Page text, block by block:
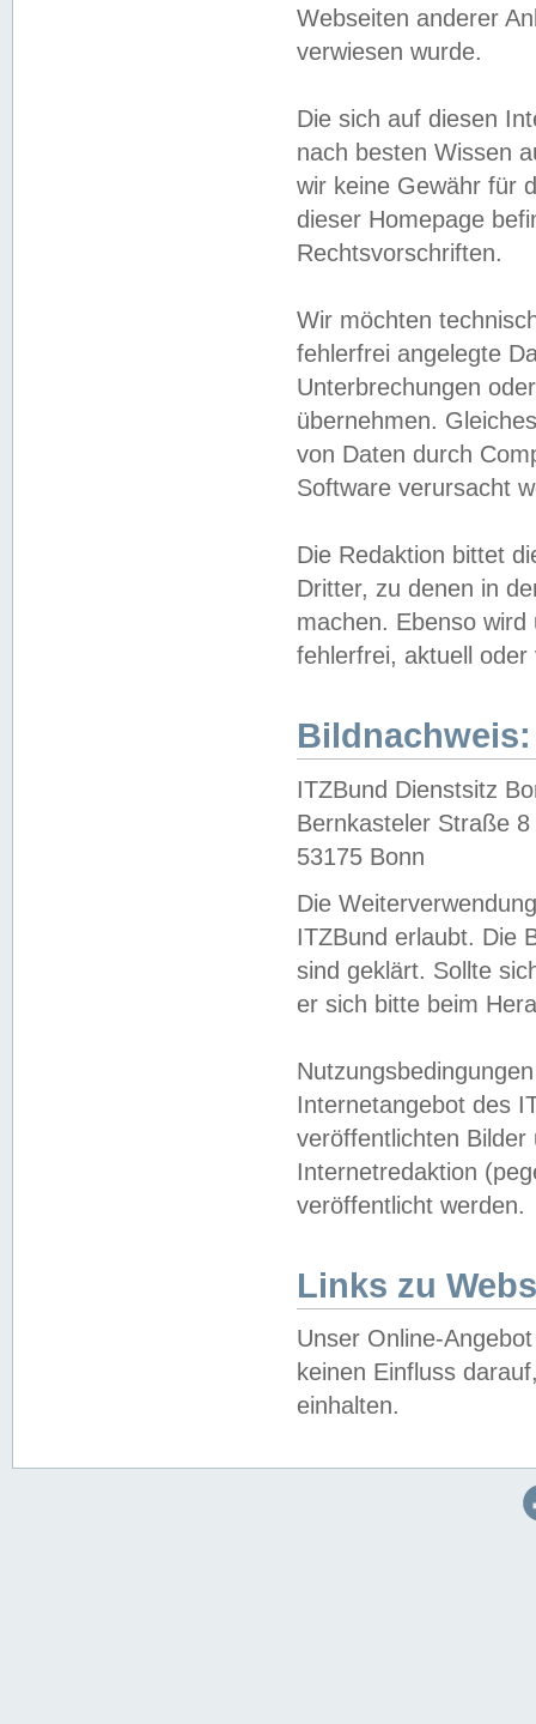
Webseiten anderer
verwiesen wurde.
Die sich auf diesen
nach besten Wissen
wir keine Gewähr für
dieser Homepage
Rechtsvorschriften.
Wir möchten
fehlerfrei angelegte
Unterbrechungen
übernehmen.
von Daten durch
Software verursacht
Die Redaktion bittet
Dritter, zu denen in
machen. Ebenso
fehlerfrei, aktuell oder
Bildnachweis:
ITZBund Dienstsitz
Bernkasteler Straße 8
53175 Bonn
Die
ITZBund erlaubt. Die
sind geklärt. Sollte
er sich bitte beim
Internetangebot des
veröffentlichten
Internetredaktion
veröffentlicht werden.
Links zu
Unser Online-
keinen Einfluss
einhalten.